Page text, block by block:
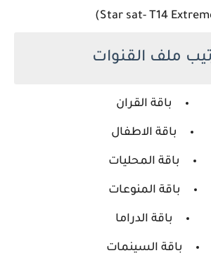
ملف القنوات
باقة القران
باقة الاطفال
باقة المحليات
باقة المنوعات
باقة الدراما
باقة السينمات